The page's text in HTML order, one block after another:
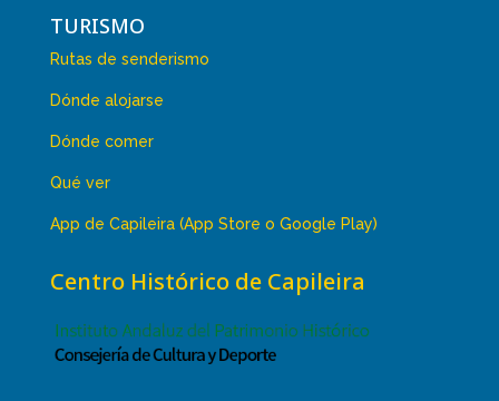
TURISMO
Rutas de senderismo
Dónde alojarse
Dónde comer
Qué ver
App de Capileira (App Store o Google Play)
Centro Histórico de Capileira